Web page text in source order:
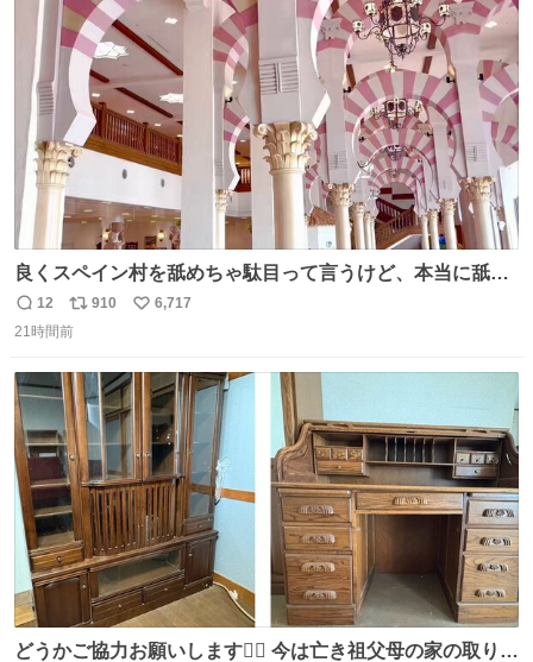
ト
数
良くスペイン村を舐めちゃ駄目って言うけど、本当に舐め
ちゃ行けないのはスペィン村ホテル🏛🏨 だってロビーから
中庭抜けるだけでこの有様🤩 ディズニーホテル泊まってる
ニャは益々素晴らしい場所になってる
返
信
12
リ
ポ
ト
数
910
い
数
6,717
21時間前
どうかご協力お願いします🙇‍♂️ 今は亡き祖父母の家の取り壊